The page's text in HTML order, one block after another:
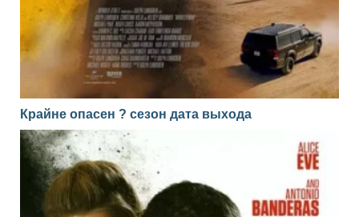
Крайне опасен ? сезон дата выхода